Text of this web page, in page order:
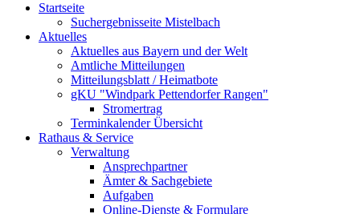
Startseite
Suchergebnisseite Mistelbach
Aktuelles
Aktuelles aus Bayern und der Welt
Amtliche Mitteilungen
Mitteilungsblatt / Heimatbote
gKU "Windpark Pettendorfer Rangen"
Stromertrag
Terminkalender Übersicht
Rathaus & Service
Verwaltung
Ansprechpartner
Ämter & Sachgebiete
Aufgaben
Online-Dienste & Formulare